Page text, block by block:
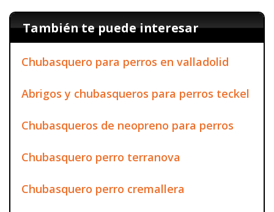
También te puede interesar
Chubasquero para perros en valladolid
Abrigos y chubasqueros para perros teckel
Chubasqueros de neopreno para perros
Chubasquero perro terranova
Chubasquero perro cremallera